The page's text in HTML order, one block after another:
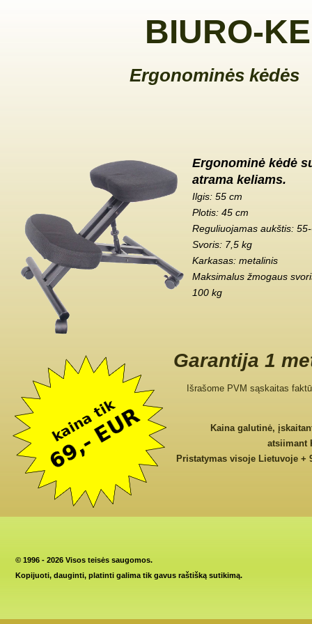
BIURO-
Ergonominės kėdės
Ergonominė kėdė
atrama keliams.
Ilgis: 55 cm
Plotis: 45 cm
Reguliuojamas aukštis:
Svoris: 7,5 kg
Karkasas: metalinis
Maksimalus žmogaus
100 kg
Garantija 1
Išrašome PVM sąskaitas
Kaina galutinė,
atsiimant
Pristatymas visoje Lietuvoje +
© 1996 - 2026 Visos teisės saugomos.
Kopijuoti, dauginti, platinti galima tik gavus raštišką sutikimą.